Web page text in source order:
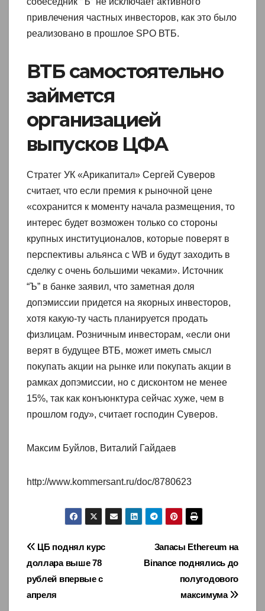
привлечения частных инвесторов, как это было
реализовано в прошлое SPO ВТБ.
ВТБ самостоятельно
займется
организацией
выпусков ЦФА
Стратег УК «Арикапитал» Сергей Суверов
считает, что если премия к рыночной цене
«сохранится к моменту начала размещения, то
интерес будет возможен только со стороны
крупных институционалов, которые поверят в
перспективы альянса с WB и будут заходить в
сделку с очень большими чеками». Источник
“Ъ” в банке заявил, что заметная доля
допэмиссии придется на якорных инвесторов,
хотя какую-ту часть планируется продать
физлицам. Розничным инвесторам, «если они
верят в будущее ВТБ, может иметь смысл
покупать акции на рынке или покупать акции в
рамках допэмиссии, но с дисконтом не менее
15%, так как конъюнктура сейчас хуже, чем в
прошлом году», считает господин Суверов.
Максим Буйлов, Виталий Гайдаев
http://www.kommersant.ru/doc/8780623
Навигация
по
записям
Запасы Ethereum на
Binance поднялись до
полугодового
максимума
ЦБ поднял курс
доллара выше 78
рублей впервые с
апреля